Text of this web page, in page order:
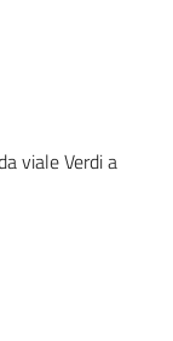
viale Verdi a